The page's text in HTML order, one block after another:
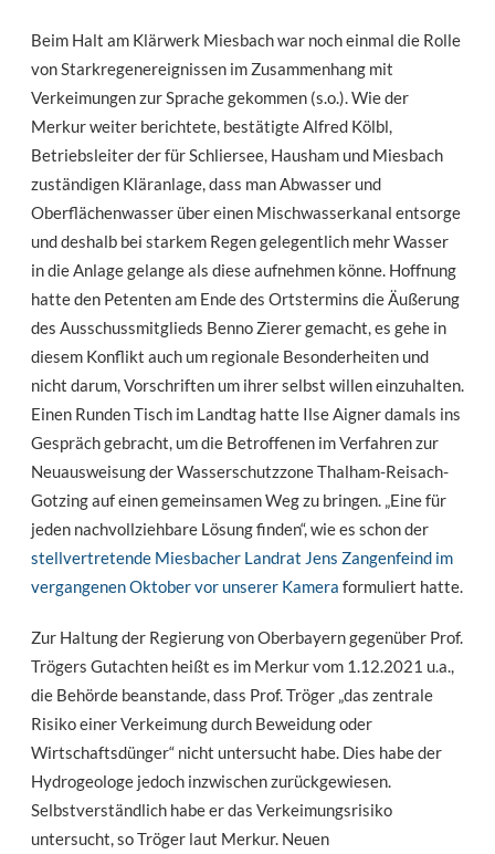
Beim Halt am Klärwerk Miesbach war noch einmal die Rolle
von Starkregenereignissen im Zusammenhang mit
Verkeimungen zur Sprache gekommen (s.o.). Wie der
Merkur weiter berichtete, bestätigte Alfred Kölbl,
Betriebsleiter der für Schliersee, Hausham und Miesbach
zuständigen Kläranlage, dass man Abwasser und
Oberflächenwasser über einen Mischwasserkanal entsorge
und deshalb bei starkem Regen gelegentlich mehr Wasser
in die Anlage gelange als diese aufnehmen könne. Hoffnung
hatte den Petenten am Ende des Ortstermins die Äußerung
des Ausschussmitglieds Benno Zierer gemacht, es gehe in
diesem Konflikt auch um regionale Besonderheiten und
nicht darum, Vorschriften um ihrer selbst willen einzuhalten.
Einen Runden Tisch im Landtag hatte Ilse Aigner damals ins
Gespräch gebracht, um die Betroffenen im Verfahren zur
Neuausweisung der Wasserschutzzone Thalham-Reisach-
Gotzing auf einen gemeinsamen Weg zu bringen. „Eine für
jeden nachvollziehbare Lösung finden“, wie es schon der
stellvertretende Miesbacher Landrat Jens Zangenfeind im
vergangenen Oktober vor unserer Kamera formuliert hatte.
Zur Haltung der Regierung von Oberbayern gegenüber Prof.
Trögers Gutachten heißt es im Merkur vom 1.12.2021 u.a.,
die Behörde beanstande, dass Prof. Tröger „das zentrale
Risiko einer Verkeimung durch Beweidung oder
Wirtschaftsdünger“ nicht untersucht habe. Dies habe der
Hydrogeologe jedoch inzwischen zurückgewiesen.
Selbstverständlich habe er das Verkeimungsrisiko
untersucht, so Tröger laut Merkur. Neuen